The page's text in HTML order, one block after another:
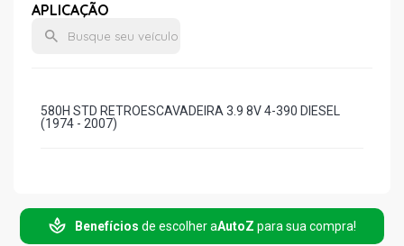
APLICAÇÃO
580H STD RETROESCAVADEIRA 3.9 8V 4-390 DIESEL
(1974 - 2007)
Benefícios de escolher aAutoZ para sua compra!